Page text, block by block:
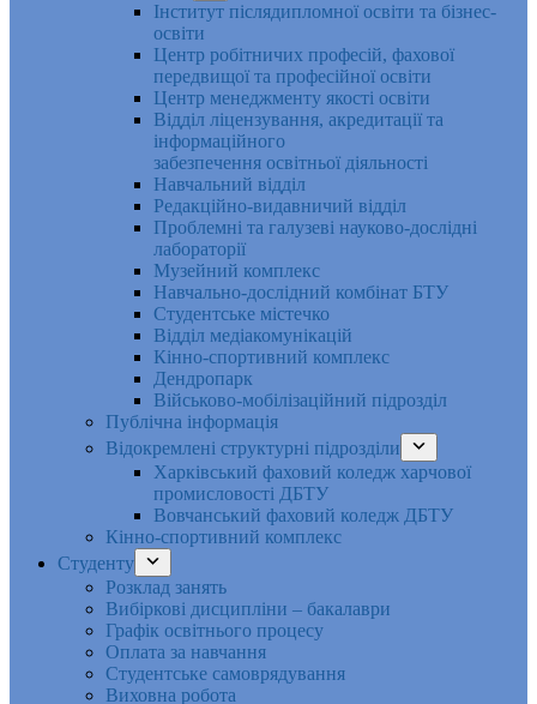
Інститут післядипломної освіти та бізнес-
освіти
Центр робітничих професій, фахової
передвищої та професійної освіти
Центр менеджменту якості освіти
Відділ ліцензування, акредитації та
інформаційного
забезпечення освітньої діяльності
Навчальний відділ
Редакційно-видавничий відділ
Проблемні та галузеві науково-дослідні
лабораторії
Музейний комплекс
Навчально-дослідний комбінат БТУ
Студентське містечко
Відділ медіакомунікацій
Кінно-спортивний комплекс
Дендропарк
Військово-мобілізаційний підрозділ
Публічна інформація
Відокремлені структурні підрозділи
Харківський фаховий коледж харчової
промисловості ДБТУ
Вовчанський фаховий коледж ДБТУ
Кінно-спортивний комплекс
Студенту
Розклад занять
Вибіркові дисципліни – бакалаври
Графік освітнього процесу
Оплата за навчання
Студентське самоврядування
Виховна робота